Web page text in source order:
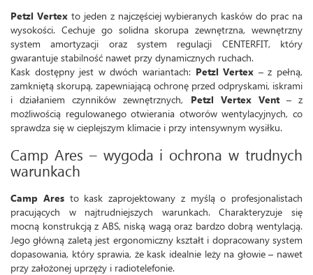
Petzl Vertexto jeden z najczęściej wybieranych kasków do prac na
wysokości. Cechuje go solidna skorupa zewnętrzna, wewnętrzny
system amortyzacji oraz system regulacji CENTERFIT, który
gwarantuje stabilność nawet przy dynamicznych ruchach.
Kask dostępny jest w dwóch wariantach: Petzl Vertex – z pełną,
zamkniętą skorupą, zapewniającą ochronę przed odpryskami, iskrami
i działaniem czynników zewnętrznych, Petzl Vertex Vent– z
możliwością regulowanego otwierania otworów wentylacyjnych, co
sprawdza się w cieplejszym klimacie i przy intensywnym wysiłku.
Camp Ares – wygoda i ochrona w trudnych
warunkach
Camp Aresto kask zaprojektowany z myślą o profesjonalistach
pracujących w najtrudniejszych warunkach. Charakteryzuje się
mocną konstrukcją z ABS, niską wagą oraz bardzo dobrą wentylacją.
Jego główną zaletą jest ergonomiczny kształt i dopracowany system
dopasowania, który sprawia, że kask idealnie leży na głowie – nawet
przy założonej uprzęży i radiotelefonie.